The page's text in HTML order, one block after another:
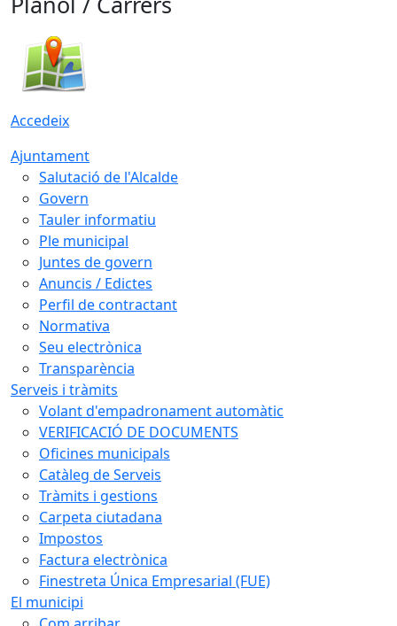
Accedeix
Ajuntament
Salutació de l'Alcalde
Govern
Tauler informatiu
Ple municipal
Juntes de govern
Anuncis / Edictes
Perfil de contractant
Normativa
Seu electrònica
Transparència
Serveis i tràmits
Volant d'empadronament automàtic
VERIFICACIÓ DE DOCUMENTS
Oficines municipals
Catàleg de Serveis
Tràmits i gestions
Carpeta ciutadana
Impostos
Factura electrònica
Finestreta Única Empresarial (FUE)
El municipi